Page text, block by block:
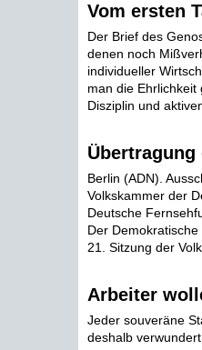
Vom ersten
Der Brief des
denen noch
individueller
man die
Disziplin und
Berlin (ADN).
Volkskammer der
Deutsche
Der
21. Sitzung der
Arbeiter
Jeder souveräne
deshalb